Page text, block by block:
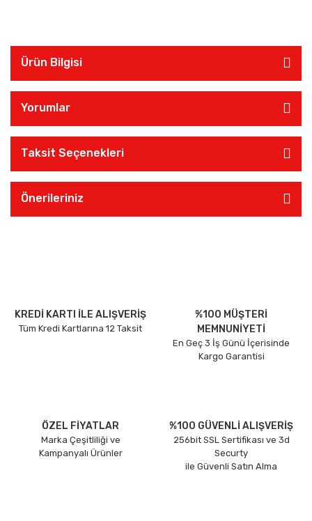
Ürün Bilgisi
Yorumlar
Taksit Seçenekleri
Önerileriniz
KREDİ KARTI İLE ALIŞVERİŞ
Tüm Kredi Kartlarına 12 Taksit
%100 MÜŞTERİ
MEMNUNİYETİ
En Geç 3 İş Günü İçerisinde
Kargo Garantisi
ÖZEL FİYATLAR
Marka Çeşitliliği ve
Kampanyalı Ürünler
%100 GÜVENLİ ALIŞVERİŞ
256bit SSL Sertifikası ve 3d
Securty
ile Güvenli Satın Alma